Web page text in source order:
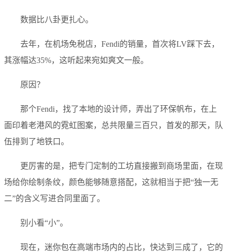
数据比八卦更扎心。
去年，在机场免税店，Fendi的销量，首次将LV踩下去，
其涨幅达35%，这听起来宛如爽文一般。
原因？
那个Fendi，找了本地的设计师，弄出了环保帆布，在上
面印着老港风的霓虹图案，总共限量三百只，首发的那天，队
伍排到了地铁口。
更厉害的是，把专门定制的工坊直接搬到商场里面，在现
场给你绘制条纹，颜色能够随意搭配，这就相当于把“独一无
二”的含义写进合同里面了。
别小看“小”。
现在，迷你包在高端市场内的占比，快达到三成了，它的